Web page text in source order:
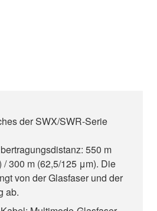
der SWX/SWR-Serie
550 m
/ 300 m (62,5/125 μm). Die
von der Glasfaser und der
ab.